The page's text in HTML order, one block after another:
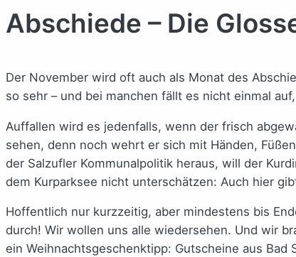
Abschiede – Die
Der November wird oft auch als Monat des
so sehr – und bei manchen fällt es nicht einmal
Auffallen wird es jedenfalls, wenn der frisch
sehen, denn noch wehrt er sich mit Händen,
der Salzufler Kommunalpolitik heraus, will der
dem Kurparksee nicht unterschätzen: Auch hier
Hoffentlich nur kurzzeitig, aber mindestens bis
durch! Wir wollen uns alle wiedersehen. Und wir
ein Weihnachtsgeschenktipp: Gutscheine aus